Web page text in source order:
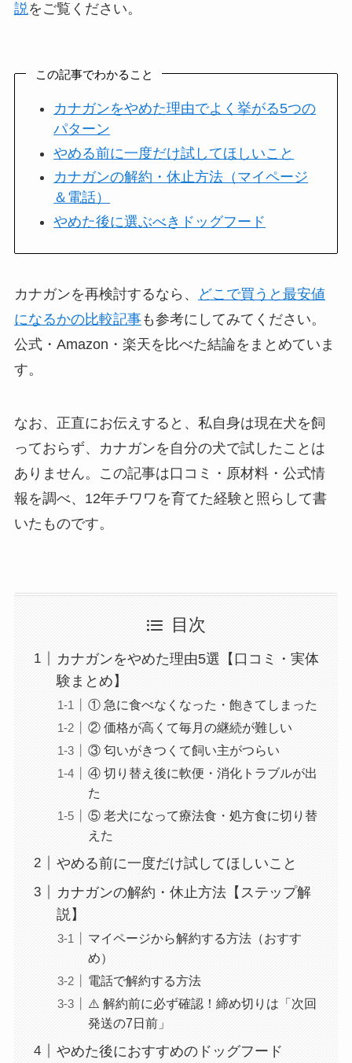
説をご覧ください。
この記事でわかること
カナガンをやめた理由でよく挙がる5つの
パターン
やめる前に一度だけ試してほしいこと
カナガンの解約・休止方法（マイページ
＆電話）
やめた後に選ぶべきドッグフード
カナガンを再検討するなら、
どこで買うと最安値
になるかの比較記事も参考にしてみてください。
公式・Amazon・楽天を比べた結論をまとめていま
す。
なお、正直にお伝えすると、私自身は現在犬を飼
っておらず、カナガンを自分の犬で試したことは
ありません。この記事は口コミ・原材料・公式情
報を調べ、12年チワワを育てた経験と照らして書
いたものです。
目次
カナガンをやめた理由5選【口コミ・実体
験まとめ】
① 急に食べなくなった・飽きてしまった
② 価格が高くて毎月の継続が難しい
③ 匂いがきつくて飼い主がつらい
④ 切り替え後に軟便・消化トラブルが出
た
⑤ 老犬になって療法食・処方食に切り替
えた
やめる前に一度だけ試してほしいこと
カナガンの解約・休止方法【ステップ解
説】
マイページから解約する方法（おすす
め）
電話で解約する方法
⚠️ 解約前に必ず確認！締め切りは「次回
発送の7日前」
やめた後におすすめのドッグフード